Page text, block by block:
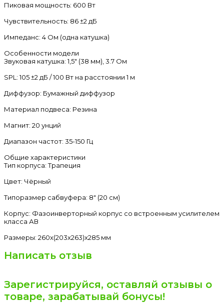
Пиковая мощность: 600 Вт
Чувствительность: 86 ±2 дБ
Импеданс: 4 Ом (одна катушка)
Особенности модели
Звуковая катушка: 1,5" (38 мм), 3.7 Ом
SPL: 105 ±2 дБ / 100 Вт на расстоянии 1 м
Диффузор: Бумажный диффузор
Материал подвеса: Резина
Магнит: 20 унций
Диапазон частот: 35-150 Гц
Общие характеристики
Тип корпуса: Трапеция
Цвет: Чёрный
Типоразмер сабвуфера: 8" (20 см)
Корпус: Фазоинверторный корпус со встроенным усилителем
класса АВ
Размеры: 260х(203х263)х285 мм
Написать отзыв
Зарегистрируйся, оставляй отзывы о
товаре, зарабатывай бонусы!